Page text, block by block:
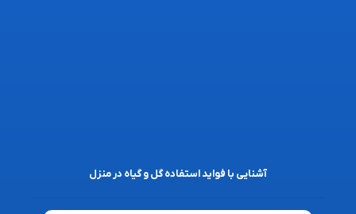
آشنایی با فواید استفاده گل و گیاه در منزل